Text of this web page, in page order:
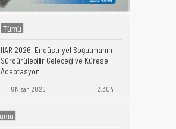
IIAR 2026: Endüstriyel Soğutmanın
Sürdürülebilir Geleceği ve Küresel
Adaptasyon
6 Nisan 2026 2.304